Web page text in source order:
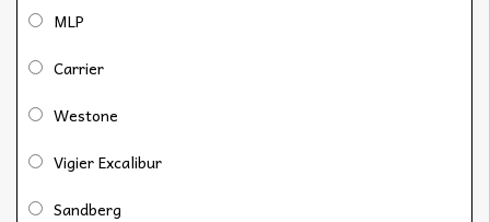
MLP
Carrier
Westone
Vigier Excalibur
Sandberg